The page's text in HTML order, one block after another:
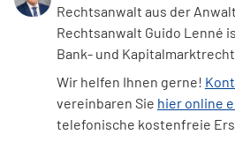
Rechtsanwalt aus der
Rechtsanwalt Guido Lenné
Bank- und Kapitalmarktrecht.
Wir helfen Ihnen gerne!
vereinbaren Sie hier online
telefonische kostenfreie